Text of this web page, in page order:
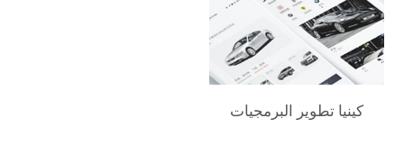
كينيا‎ تطوير البرمجيات